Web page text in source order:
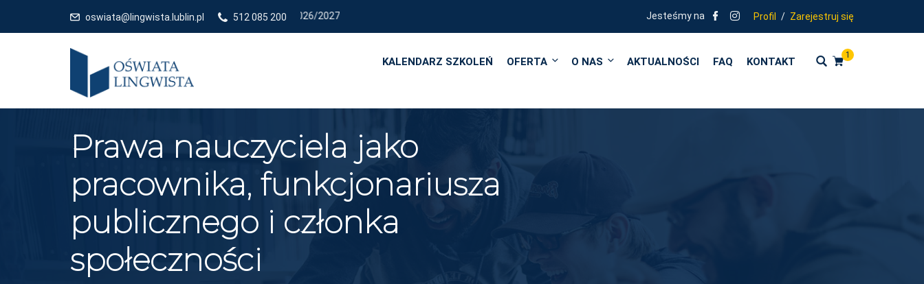
oswiata@lingwista.lublin.pl 512 085 200 REALIZUJEMY KURSY I SZKOLENIA ZGODNE Z KIERUNKAMI POLITYKI OŚWIATOWEJ PAŃSTWA -
Jesteśmy na Profil / Zarejestruj się
1
KALENDARZ SZKOLEŃ OFERTA O NAS AKTUALNOŚCI FAQ KONTAKT
Prawa nauczyciela jako
pracownika, funkcjonariusza
publicznego i członka
społeczności